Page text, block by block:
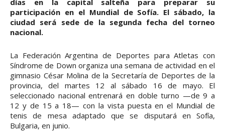
días en la capital salteña para preparar su
participación en el Mundial de Sofía. El sábado, la
ciudad será sede de la segunda fecha del torneo
nacional.
La Federación Argentina de Deportes para Atletas con
Síndrome de Down organiza una semana de actividad en el
gimnasio César Molina de la Secretaría de Deportes de la
provincia, del martes 12 al sábado 16 de mayo. El
seleccionado nacional entrenará en doble turno —de 9 a
12 y de 15 a 18— con la vista puesta en el Mundial de
tenis de mesa adaptado que se disputará en Sofía,
Bulgaria, en junio.